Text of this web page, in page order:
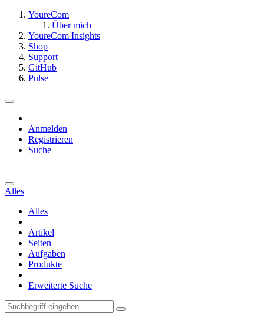
YoureCom
Über mich
YoureCom Insights
Shop
Support
GitHub
Pulse
Anmelden
Registrieren
Suche
Alles
Alles
Artikel
Seiten
Aufgaben
Produkte
Erweiterte Suche